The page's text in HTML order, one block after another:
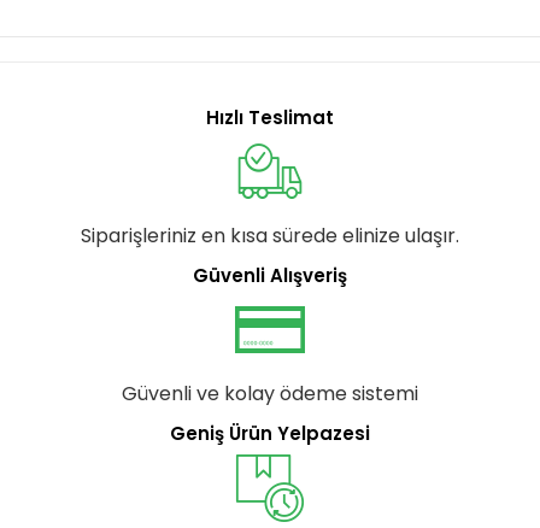
Hızlı Teslimat
Siparişleriniz en kısa sürede elinize ulaşır.
Güvenli Alışveriş
Güvenli ve kolay ödeme sistemi
Geniş Ürün Yelpazesi